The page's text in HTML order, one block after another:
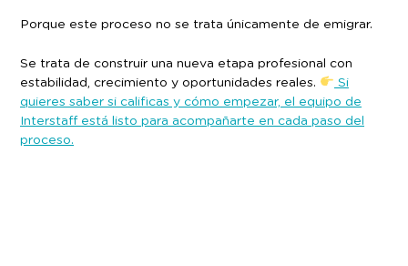
Porque este proceso no se trata únicamente de emigrar.
Se trata de construir una nueva etapa profesional con
estabilidad, crecimiento y oportunidades reales.
Si
quieres saber si calificas y cómo empezar, el equipo de
Interstaff está listo para acompañarte en cada paso del
proceso.